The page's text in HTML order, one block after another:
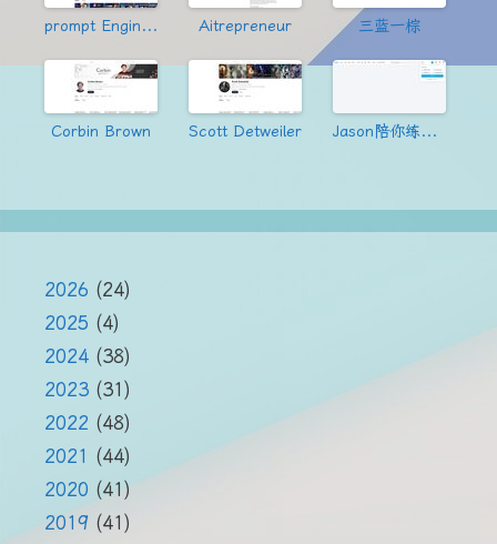
prompt Engineering Aitrepreneur 三蓝一棕
Corbin Brown Scott Detweiler Jason陪你练绝技
2026 (24)
2025 (4)
2024 (38)
2023 (31)
2022 (48)
2021 (44)
2020 (41)
2019 (41)